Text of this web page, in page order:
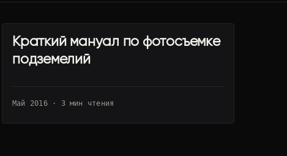
УРБЕКС ТУРИЗМ
Краткий мануал по фотосъемке
подземелий
Май 2016 · 3 мин чтения